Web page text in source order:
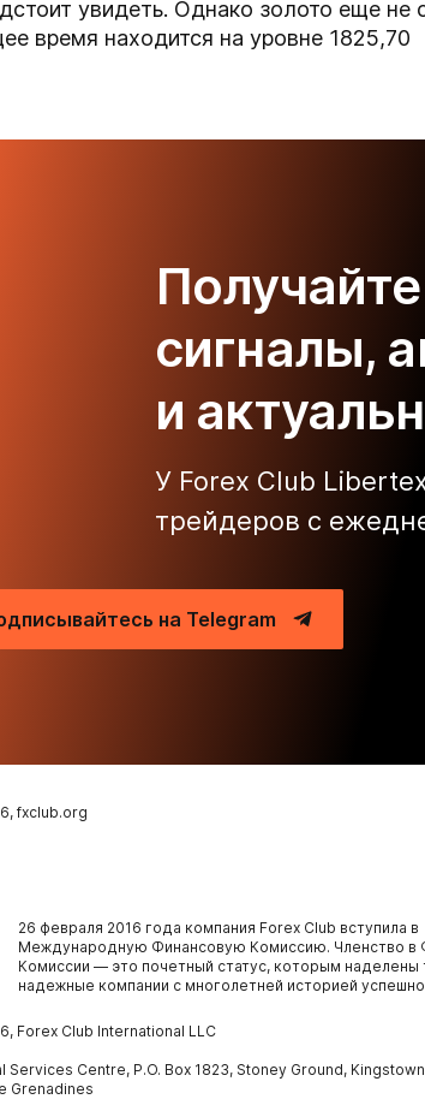
увидеть. Однако золото еще не
время находится на уровне 1825,70
сигналы,
и
У Forex Club
трейдеров с
на Telegram
, fxclub.org
26 февраля 2016 года компания Forex Club вступила в
Международную Финансовую Комиссию. Членство в
Комиссии — это почетный статус, которым наделены
надежные компании с многолетней историей
, Forex Club International LLC
Services Centre, P.O. Box 1823, Stoney Ground,
Grenadines